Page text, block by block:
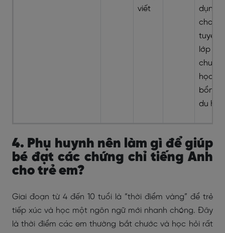
viết
dụng
cho
tuyển
lớp
học
bổng,
du học
4. Phụ huynh nên làm gì để giúp
bé đạt các chứng chỉ tiếng Anh
cho trẻ em?
Giai đoạn từ 4 đến 10 tuổi là “thời điểm vàng” để trẻ
tiếp xúc và học một ngôn ngữ mới nhanh chóng. Đây
là thời điểm các em thường bắt chước và học hỏi rất